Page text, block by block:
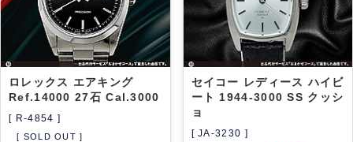
ロレックス エアキング
Ref.14000 27石 Cal.3000
[ R-4854 ]
[ SOLD OUT ]
セイコー レディース ハイビ
ート 1944-3000 SS クッシ
ョ
[ JA-3230 ]